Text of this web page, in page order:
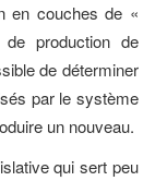
en couches de «
production de
de déterminer
par le système
un nouveau.
qui sert peu